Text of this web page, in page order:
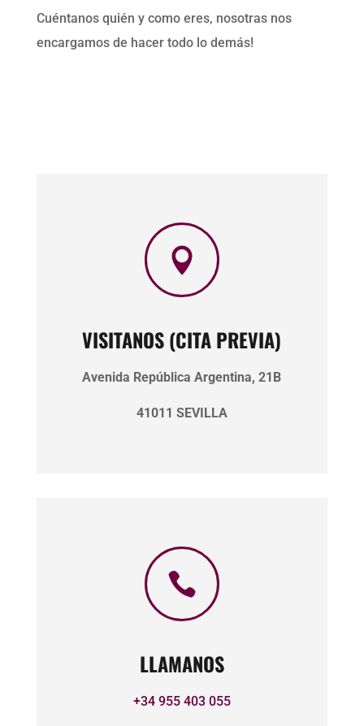
Cuéntanos quién y como eres, nosotras nos
encargamos de hacer todo lo demás!

VISITANOS (CITA PREVIA)
Avenida República Argentina, 21B
41011 SEVILLA

LLAMANOS
+34 955 403 055